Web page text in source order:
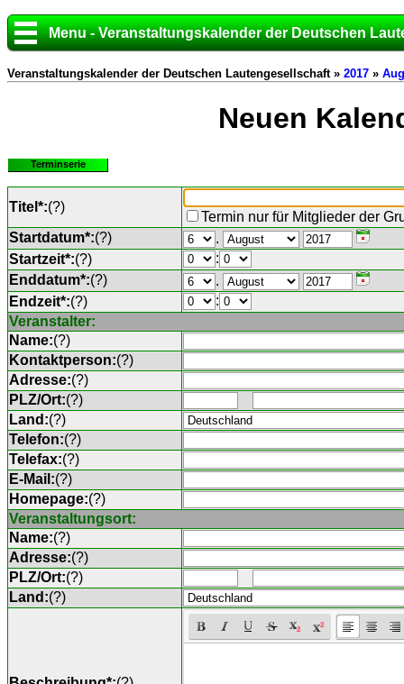
Menu - Veranstaltungskalender der Deutschen
Veranstaltungskalender der Deutschen Lautengesellschaft » 2017 »
Neuen
Terminserie
Titel*:(?)
Termin nur für Mitglieder der
Startdatum*:(?)
.
Startzeit*:(?)
:
Enddatum*:(?)
.
Endzeit*:(?)
:
Veranstalter:
Name:(?)
Kontaktperson:(?)
Adresse:(?)
PLZ/Ort:(?)
Land:(?)
Telefon:(?)
Telefax:(?)
E-Mail:(?)
Homepage:(?)
Veranstaltungsort:
Name:(?)
Adresse:(?)
PLZ/Ort:(?)
Land:(?)